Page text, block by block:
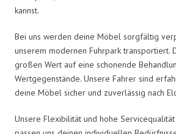
kannst.
Bei uns werden deine Möbel sorgfältig
unserem modernen Fuhrpark transportiert.
großen Wert auf eine schonende
Wertgegenstände. Unsere Fahrer sind
deine Möbel sicher und zuverlässig nach
Unsere Flexibilität und hohe Servicequalität